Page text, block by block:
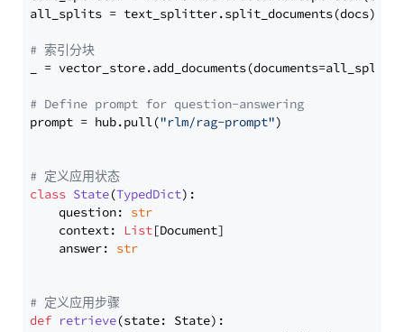
all_splits = text_splitter.split_documents(docs)
# 索引分块
_ = vector_store.add_documents(documents=all_splits)
# Define prompt for question-answering
prompt = hub.pull("rlm/rag-prompt")
# 定义应用状态
class State(TypedDict):
    question:
str
    context:
List[Document]
    answer:
str
# 定义应用步骤
def retrieve(state: State):